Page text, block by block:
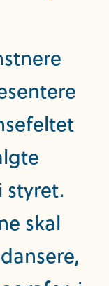
styret.
skal